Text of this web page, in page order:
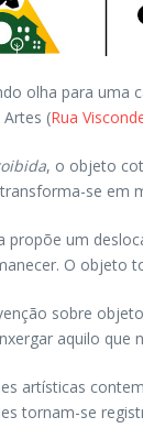
olha para uma
(Rua
, o objeto
se em
propõe um
O objeto
sobre
aquilo que
artísticas
tornam-se